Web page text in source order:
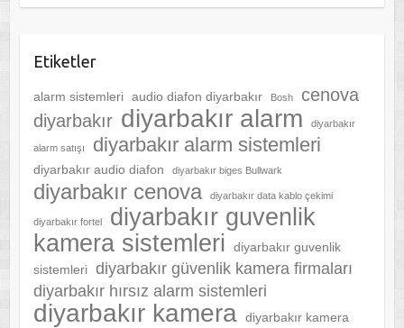
Etiketler
alarm sistemleri audio diafon diyarbakır Bosh
cenova
diyarbakır diyarbakır alarm diyarbakır
alarm satışı diyarbakır alarm sistemleri
diyarbakır audio diafon diyarbakır biges Bullwark
diyarbakır cenova diyarbakır data kablo çekimi
diyarbakır fortel
diyarbakır guvenlik
kamera sistemleri
diyarbakır guvenlik
sistemleri diyarbakır güvenlik kamera firmaları
diyarbakır hırsız alarm sistemleri
diyarbakır kamera diyarbakır kamera